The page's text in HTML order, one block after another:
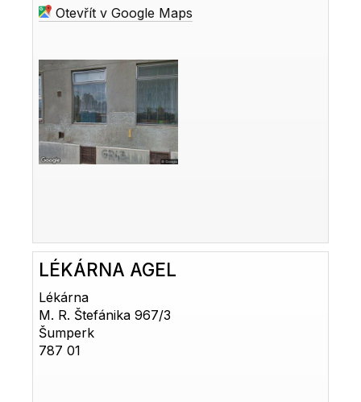
Otevřít v Google Maps
LÉKÁRNA AGEL
Lékárna
M. R. Štefánika 967/3
Šumperk
787 01